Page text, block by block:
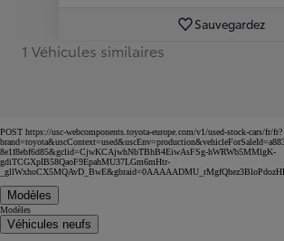
Sauvegardez
1 Véhicules similaires
POST https://usc-webcomponents.toyota-europe.com/v1/used-stock-cars/fr/fr?
8e1f8ebf6d85&gclid=CjwKCAjwhNbTBhB4EiwAsFSg-hWRWb5MMlgK-
gdiTCGXpIB58QaoF9EpahMU37LGm6mHtr-
Modèles
Modèles
Véhicules neufs